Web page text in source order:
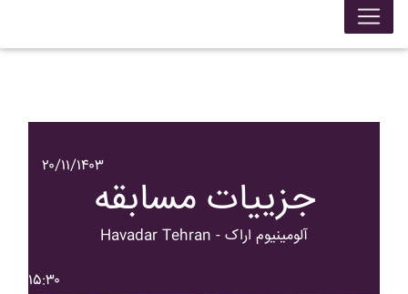
۲۰/۱۱/۱۴۰۳
جزییات مسابقه
Havadar Tehran - آلومينيوم اراک
۱۵:۳۰